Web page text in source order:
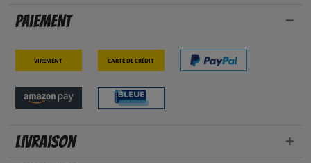
Paiement
Virement Carte de crédit
Livraison